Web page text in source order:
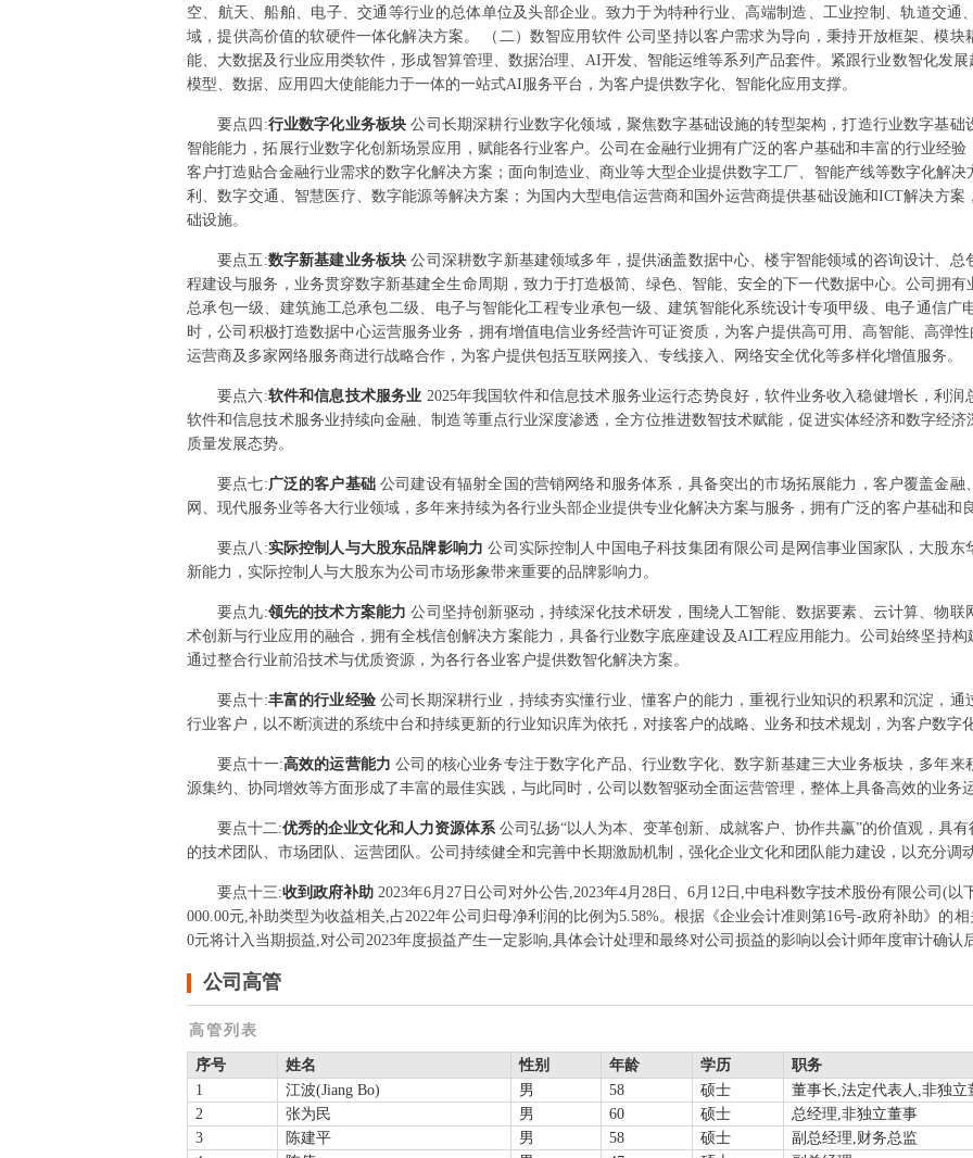
空、航天、船舶、电子、交通等行业的总体单位及头部企业。致力于为特种行业、高端制造、工业控制、轨道交通
域，提供高价值的软硬件一体化解决方案。 （二）数智应用软件 公司坚持以客户需求为导向，秉持开放框架、模
能、大数据及行业应用类软件，形成智算管理、数据治理、AI开发、智能运维等系列产品套件。紧跟行业数智化发
模型、数据、应用四大使能能力于一体的一站式AI服务平台，为客户提供数字化、智能化应用支撑。
要点 四 :行业数字化业务板块公司长期深耕行业数字化领域，聚焦数字基础设施的转型架构，打造行业数字基
智能能力，拓展行业数字化创新场景应用，赋能各行业客户。公司在金融行业拥有广泛的客户基础和丰富的行业经
客户打造贴合金融行业需求的数字化解决方案；面向制造业、商业等大型企业提供数字工厂、智能产线等数字化解
利、数字交通、智慧医疗、数字能源等解决方案；为国内大型电信运营商和国外运营商提供基础设施和ICT解决方
础设施。
要点五 :数字新基建业务板块公司深耕数字新基建领域多年，提供涵盖数据中心、楼宇智能领域的咨询设计、
程建设与服务，业务贯穿数字新基建全生命周期，致力于打造极简、绿色、智能、安全的下一代数据中心。公司拥
总承包一级、建筑施工总承包二级、电子与智能化工程专业承包一级、建筑智能化系统设计专项甲级、电子通信广
时，公司积极打造数据中心运营服务业务，拥有增值电信业务经营许可证资质，为客户提供高可用、高智能、高弹
运营商及多家网络服务商进行战略合作，为客户提供包括互联网接入、专线接入、网络安全优化等多样化增值服务。
要点六:软件和信息技术服务业 2025年我国软件和信息技术服务业运行态势良好，软件业务收入稳健增长，利
软件和信息技术服务业持续向金融、制造等重点行业深度渗透，全方位推进数智技术赋能，促进实体经济和数字经
质量发展态势。
要点七:广泛的客户基础公司建设有辐射全国的营销网络和服务体系，具备突出的市场拓展能力，客户覆盖金
网、现代服务业等各大行业领域，多年来持续为各行业头部企业提供专业化解决方案与服务，拥有广泛的客户基础和
要点 八 :实际控制人与大股东品牌影响力公司实际控制人中国电子科技集团有限公司是网信事业国家队，大股
新能力，实际控制人与大股东为公司市场形象带来重要的品牌影响力。
要点九:领先的技术方案能力公司坚持创新驱动，持续深化技术研发，围绕人工智能、数据要素、云计算、物
术创新与行业应用的融合，拥有全栈信创解决方案能力，具备行业数字底座建设及AI工程应用能力。公司始终坚持
通过整合行业前沿技术与优质资源，为各行各业客户提供数智化解决方案。
要点十:丰富的行业经验公司长期深耕行业，持续夯实懂行业、懂客户的能力，重视行业知识的积累和沉淀，
行业客户，以不断演进的系统中台和持续更新的行业知识库为依托，对接客户的战略、业务和技术规划，为客户数字
要点十一:高效的运营能力公司的核心业务专注于数字化产品、行业数字化、数字新基建三大业务板块，多年
源集约、协同增效等方面形成了丰富的最佳实践，与此同时，公司以数智驱动全面运营管理，整体上具备高效的业务
要点十二:优秀的企业文化和人力资源体系 公司弘扬“以人为本、变革创新、成就客户、协作共赢”的价值观，具
的技术团队、市场团队、运营团队。公司持续健全和完善中长期激励机制，强化企业文化和团队能力建设，以充分调
要点十三:收到政府补助2023年6月27日公司对外公告,2023年4月28日、6月12日,中电科数字技术股份有限公司(
000.00元,补助类型为收益相关,占2022年公司归母净利润的比例为5.58%。根据《企业会计准则第16号-政府补助》的
0元将计入当期损益,对公司2023年度损益产生一定影响,具体会计处理和最终对公司损益的影响以会计师年度审计确认
公司高管
高管列表
序号 姓名 性别 年龄 学历
职务
1
江波(Jiang Bo) 男 58 硕士
董事长,法定代表人,非独立
2
张为民 男 60 硕士
总经理,非独立董事
3
陈建平 男 58 硕士
副总经理,财务总监